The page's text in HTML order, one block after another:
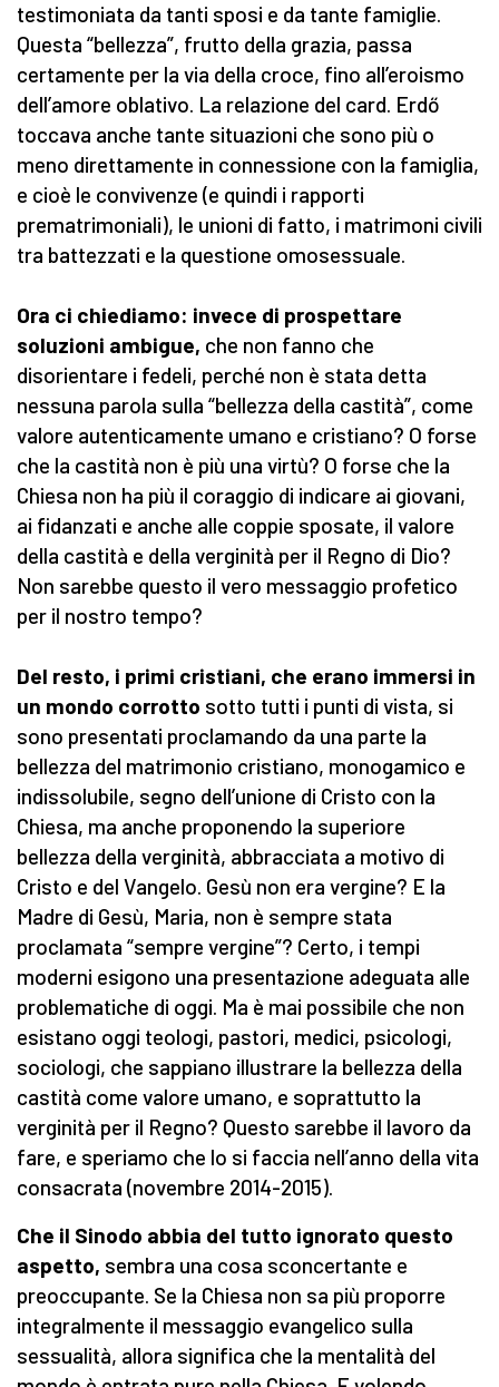
testimoniata da tanti sposi e da tante famiglie.
Questa “bellezza”, frutto della grazia, passa
certamente per la via della croce, fino all’eroismo
dell’amore oblativo. La relazione del card. Erdő
toccava anche tante situazioni che sono più o
meno direttamente in connessione con la famiglia,
e cioè le convivenze (e quindi i rapporti
prematrimoniali), le unioni di fatto, i matrimoni civili
tra battezzati e la questione omosessuale.
Ora ci chiediamo: invece di prospettare
soluzioni ambigue, che non fanno che
disorientare i fedeli, perché non è stata detta
nessuna parola sulla “bellezza della castità”, come
valore autenticamente umano e cristiano? O forse
che la castità non è più una virtù? O forse che la
Chiesa non ha più il coraggio di indicare ai giovani,
ai fidanzati e anche alle coppie sposate, il valore
della castità e della verginità per il Regno di Dio?
Non sarebbe questo il vero messaggio profetico
per il nostro tempo?
Del resto, i primi cristiani, che erano immersi in
un mondo corrotto sotto tutti i punti di vista, si
sono presentati proclamando da una parte la
bellezza del matrimonio cristiano, monogamico e
indissolubile, segno dell’unione di Cristo con la
Chiesa, ma anche proponendo la superiore
bellezza della verginità, abbracciata a motivo di
Cristo e del Vangelo. Gesù non era vergine? E la
Madre di Gesù, Maria, non è sempre stata
proclamata “sempre vergine”? Certo, i tempi
moderni esigono una presentazione adeguata alle
problematiche di oggi. Ma è mai possibile che non
esistano oggi teologi, pastori, medici, psicologi,
sociologi, che sappiano illustrare la bellezza della
castità come valore umano, e soprattutto la
verginità per il Regno? Questo sarebbe il lavoro da
fare, e speriamo che lo si faccia nell’anno della vita
consacrata (novembre 2014-2015).
Che il Sinodo abbia del tutto ignorato questo
aspetto, sembra una cosa sconcertante e
preoccupante. Se la Chiesa non sa più proporre
integralmente il messaggio evangelico sulla
sessualità, allora significa che la mentalità del